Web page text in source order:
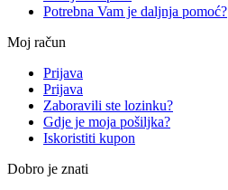
Potrebna Vam je daljnja pomoć?
Moj račun
Prijava
Prijava
Zaboravili ste lozinku?
Gdje je moja pošiljka?
Iskoristiti kupon
Dobro je znati